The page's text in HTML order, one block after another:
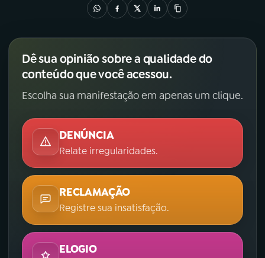
Instagram X
Dê sua opinião sobre a qualidade do
conteúdo que você acessou.
Escolha sua manifestação em apenas um clique.
DENÚNCIA
Relate irregularidades.
RECLAMAÇÃO
Registre sua insatisfação.
ELOGIO